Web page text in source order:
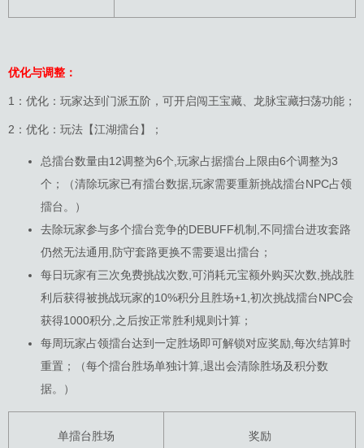
优化与调整：
1：优化：玩家达到门派五阶，可开启闯王宝藏、龙脉宝藏扫荡功能；
2：优化：玩法【江湖擂台】；
总擂台数量由12调整为6个,玩家占据擂台上限由6个调整为3
个；（清除玩家已有擂台数据,玩家需要重新挑战擂台NPC占领
擂台。）
去除玩家参与多个擂台竞争的DEBUFF机制,不同擂台进攻套路
仍然无法通用,防守套路更换不需要退出擂台；
每日玩家有三次免费挑战次数,可消耗元宝额外购买次数,挑战胜
利后获得被挑战玩家的10%积分且胜场+1,初次挑战擂台NPC会
获得1000积分,之后按正常胜利规则计算；
每周玩家占领擂台达到一定胜场即可解锁对应奖励,每次结算时
重置；（每个擂台胜场单独计算,退出会清除胜场及积分数
据。）
单擂台胜场 奖励